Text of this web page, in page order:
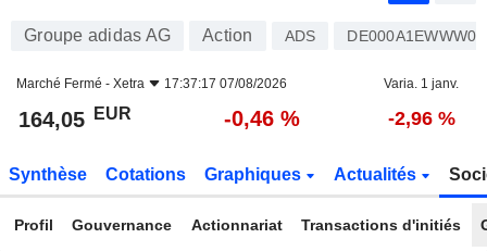
Groupe adidas AG Action ADS DE000A1EWWW0
Marché Fermé - Xetra 17:37:17 07/08/2026 Varia. 1 janv.
164,05 EUR -0,46 % -2,96 %
Synthèse Cotations Graphiques Actualités
Profil Gouvernance Actionnariat Transactions d'initiés